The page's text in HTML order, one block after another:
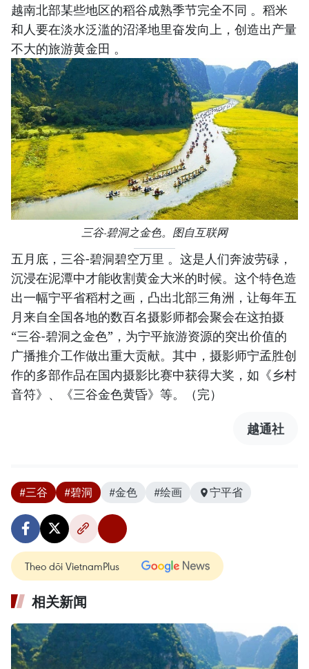
越南北部某些地区的稻谷成熟季节完全不同 。稻米
和人要在淡水泛滥的沼泽地里奋发向上，创造出产量
不大的旅游黄金田 。
三谷-碧洞之金色。图自互联网
五月底，三谷-碧洞碧空万里 。这是人们奔波劳碌，
沉浸在泥潭中才能收割黄金大米的时候。这个特色造
出一幅宁平省稻村之画，凸出北部三角洲，让每年五
月来自全国各地的数百名摄影师都会聚会在这拍摄
“三谷-碧洞之金色”，为宁平旅游资源的突出价值的
广播推介工作做出重大贡献。其中，摄影师宁孟胜创
作的多部作品在国内摄影比赛中获得大奖，如《乡村
音符》、《三谷金色黄昏》等。（完）
越通社
#三谷 #碧洞 #金色 #绘画 宁平省
Theo dõi VietnamPlus
相关新闻